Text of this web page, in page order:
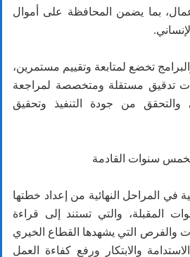
بما يضمن المحافظة على أموال
تخضع لمتابعة وتقييم مستمرين،
تدقيق مستقلة ومتخصصة لمراجعة
والتحقق من جودة التنفيذ وتحقيق
سنوات القادمة
في المراحل النهائية من إعداد خطتها
المقبلة، والتي تستند إلى قراءة
والفرص التي يشهدها القطاع الخيري
والابتكار ورفع كفاءة العمل